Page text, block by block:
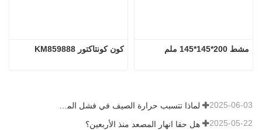
كون كونتاكتور KM859888 مشط 200*145*145 ملم
لماذا تتسبب حرارة الصيف في فشل المصاعد؟ 2025-06-03
هل حقا انهار المصعد منذ الأربعين؟ 2025-05-22